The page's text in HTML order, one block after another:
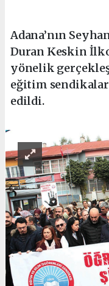
Adana’nın
Duran Keskin
yönelik
eğitim
edildi.